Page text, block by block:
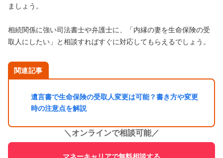
ましょう。
相続関係に強い司法書士や弁護士に、「内縁の妻を生命保険の受
取人にしたい」と相談すればすぐに対応してもらえるでしょう。
関連記事
遺言書で生命保険の受取人変更は可能？書き方や変更
時の注意点を解説
＼ オンラインで相談可能／